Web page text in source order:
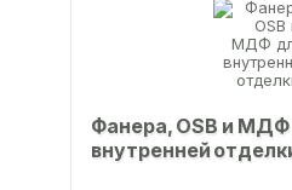
Фанера, OSB и
внутренней